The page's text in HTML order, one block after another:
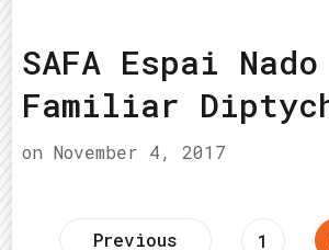
SAFA Espai
Familiar
on November 4, 2017
Previous Page
1